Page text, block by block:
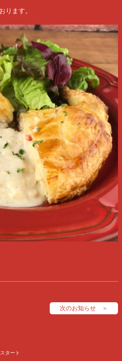
ります。
次のお知らせ ＞
タート